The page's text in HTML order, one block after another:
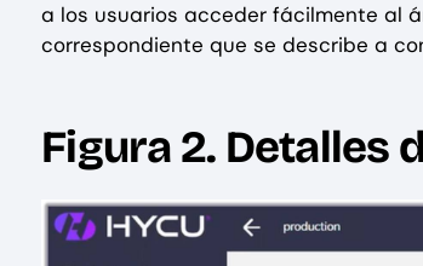
a los usuarios acceder fácilmente al
correspondiente que se describe a
Figura 2. Detalles